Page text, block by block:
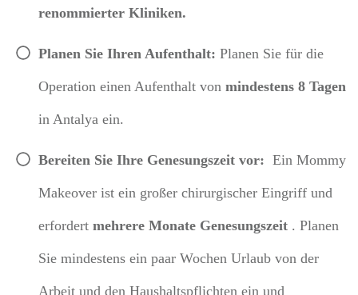
renommierter Kliniken.
Planen Sie Ihren Aufenthalt: Planen Sie für die
Operation einen Aufenthalt von mindestens 8 Tagen
in Antalya ein.
Bereiten Sie Ihre Genesungszeit vor: Ein Mommy
Makeover ist ein großer chirurgischer Eingriff und
erfordert mehrere Monate Genesungszeit . Planen
Sie mindestens ein paar Wochen Urlaub von der
Arbeit und den Haushaltspflichten ein und